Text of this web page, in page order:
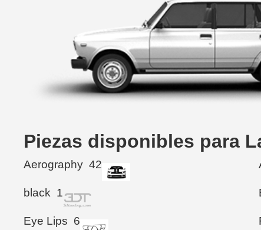
Piezas disponibles para
Aerography 42
black 1
Eye Lips 6